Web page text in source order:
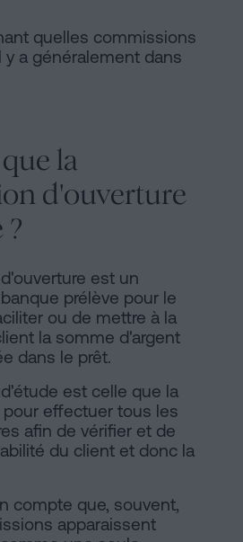
quelles commissions
a généralement dans
la
d'ouverture
?
est un
prélève pour le
ou de mettre à la
la somme d'argent
dans le prêt.
est celle que la
effectuer tous les
afin de vérifier et de
du client et donc la
compte que, souvent,
apparaissent